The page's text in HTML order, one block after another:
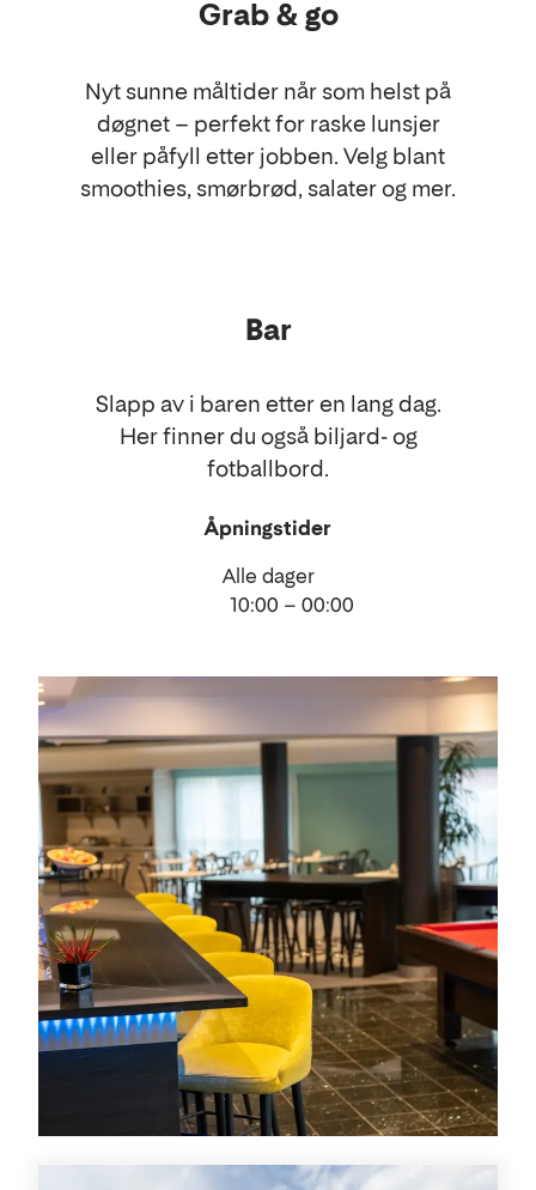
Grab & go
Nyt sunne måltider når som helst på
døgnet – perfekt for raske lunsjer
eller påfyll etter jobben. Velg blant
smoothies, smørbrød, salater og mer.
Bar
Slapp av i baren etter en lang dag.
Her finner du også biljard- og
fotballbord.
Åpningstider
Alle dager
10:00 – 00:00